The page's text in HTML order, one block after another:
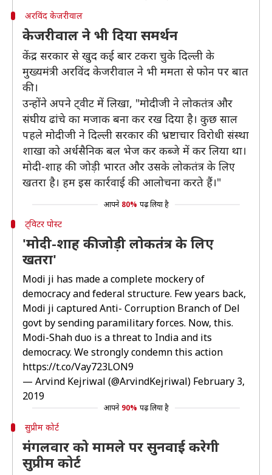
अरविंद केजरीवाल
केजरीवाल ने भी दिया समर्थन
केंद्र सरकार से खुद कई बार टकरा चुके दिल्ली के
मुख्यमंत्री अरविंद केजरीवाल ने भी ममता से फोन पर बात
की।
उन्होंने अपने ट्वीट में लिखा, "मोदीजी ने लोकतंत्र और
संघीय ढांचे का मजाक बना कर रख दिया है। कुछ साल
पहले मोदीजी ने दिल्ली सरकार की भ्रष्टाचार विरोधी संस्था
शाखा को अर्धसैनिक बल भेज कर कब्जे में कर लिया था।
मोदी-शाह की जोड़ी भारत और उसके लोकतंत्र के लिए
खतरा है। हम इस कार्रवाई की आलोचना करते हैं।"
आपने 80% पढ़ लिया है
ट्विटर पोस्ट
'मोदी-शाह की जोड़ी लोकतंत्र के लिए
खतरा'
Modi ji has made a complete mockery of
democracy and federal structure. Few years back,
Modi ji captured Anti- Corruption Branch of Del
govt by sending paramilitary forces. Now, this.
Modi-Shah duo is a threat to India and its
democracy. We strongly condemn this action
https://t.co/Vay723LON9
— Arvind Kejriwal (@ArvindKejriwal) February 3,
2019
आपने 90% पढ़ लिया है
सुप्रीम कोर्ट
मंगलवार को मामले पर सुनवाई करेगी
सुप्रीम कोर्ट